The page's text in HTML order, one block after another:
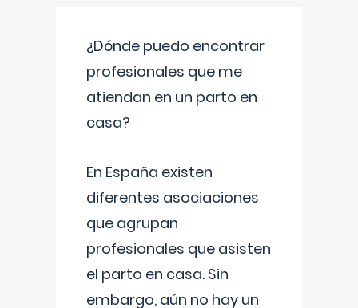
¿Dónde puedo encontrar
profesionales que me
atiendan en un parto en
casa?
En España existen
diferentes asociaciones
que agrupan
profesionales que asisten
el parto en casa. Sin
embargo, aún no hay un